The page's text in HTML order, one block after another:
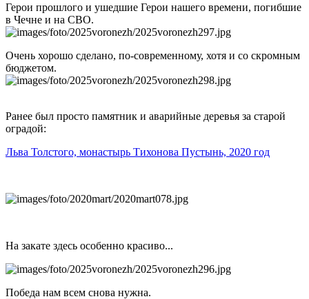
Герои прошлого и ушедшие Герои нашего времени, погибшие
в Чечне и на СВО.
Очень хорошо сделано, по-современному, хотя и со скромным
бюджетом.
Ранее был просто памятник и аварийные деревья за старой
оградой:
Льва Толстого, монастырь Тихонова Пустынь, 2020 год
На закате здесь особенно красиво...
Победа нам всем снова нужна.